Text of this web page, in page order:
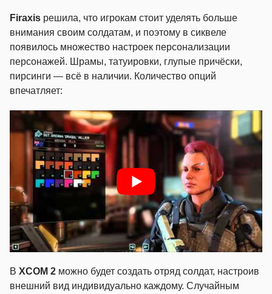
Firaxis решила, что игрокам стоит уделять больше
внимания своим солдатам, и поэтому в сиквеле
появилось множество настроек персонализации
персонажей. Шрамы, татуировки, глупые причёски,
пирсинги — всё в наличии. Количество опций
впечатляет:
В XCOM 2 можно будет создать отряд солдат, настроив
внешний вид индивидуально каждому. Случайным